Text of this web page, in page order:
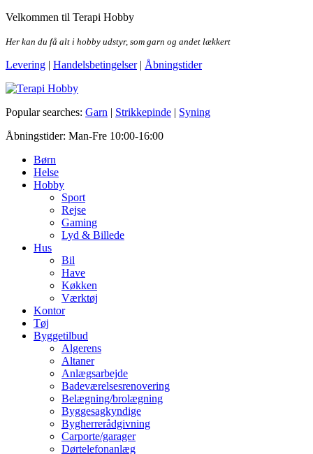
Skip
the
Velkommen til Terapi Hobby
Her kan du få alt i hobby udstyr, som garn og andet lækkert
Levering | Handelsbetingelser| Åbningstider
Terapi Hobby
Popular searches: Garn | Strikkepinde | Syning
Åbningstider: Man-Fre 10:00-16:00
Børn
Helse
Hobby
Sport
Rejse
Gaming
Lyd & Billede
Hus
Bil
Have
Køkken
Værktøj
Kontor
Tøj
Byggetilbud
Algerens
Altaner
Anlægsarbejde
Badeværelsesrenovering
Belægning/brolægning
Byggesagkyndige
Bygherrerådgivning
Carporte/garager
Dørtelefonanlæg